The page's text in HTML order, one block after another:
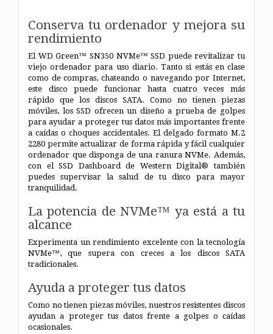
Conserva tu ordenador y mejora su
rendimiento
El WD Green™ SN350 NVMe™ SSD puede revitalizar tu
viejo ordenador para uso diario. Tanto si estás en clase
como de compras, chateando o navegando por Internet,
este disco puede funcionar hasta cuatro veces más
rápido que los discos SATA. Como no tienen piezas
móviles, los SSD ofrecen un diseño a prueba de golpes
para ayudar a proteger tus datos más importantes frente
a caídas o choques accidentales. El delgado formato M.2
2280 permite actualizar de forma rápida y fácil cualquier
ordenador que disponga de una ranura NVMe. Además,
con el SSD Dashboard de Western Digital® también
puedes supervisar la salud de tu disco para mayor
tranquilidad.
La potencia de NVMe™ ya está a tu
alcance
Experimenta un rendimiento excelente con la tecnología
NVMe™, que supera con creces a los discos SATA
tradicionales.
Ayuda a proteger tus datos
Como no tienen piezas móviles, nuestros resistentes discos
ayudan a proteger tus datos frente a golpes o caídas
ocasionales.